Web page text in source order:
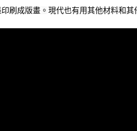
刷成版畫。現代也有用其他材料和其